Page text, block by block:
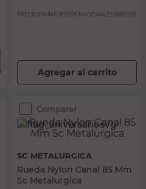
PRECIO SIN IMPUESTOS NACIONALES: $9830,58
Agregar al carrito
Comparar
SC METALURGICA
Rueda Nylon Canal 85 Mm
Sc Metalurgica